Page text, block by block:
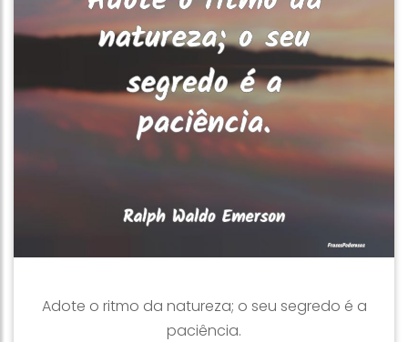
Adote o ritmo da natureza; o seu segredo é a
paciência.